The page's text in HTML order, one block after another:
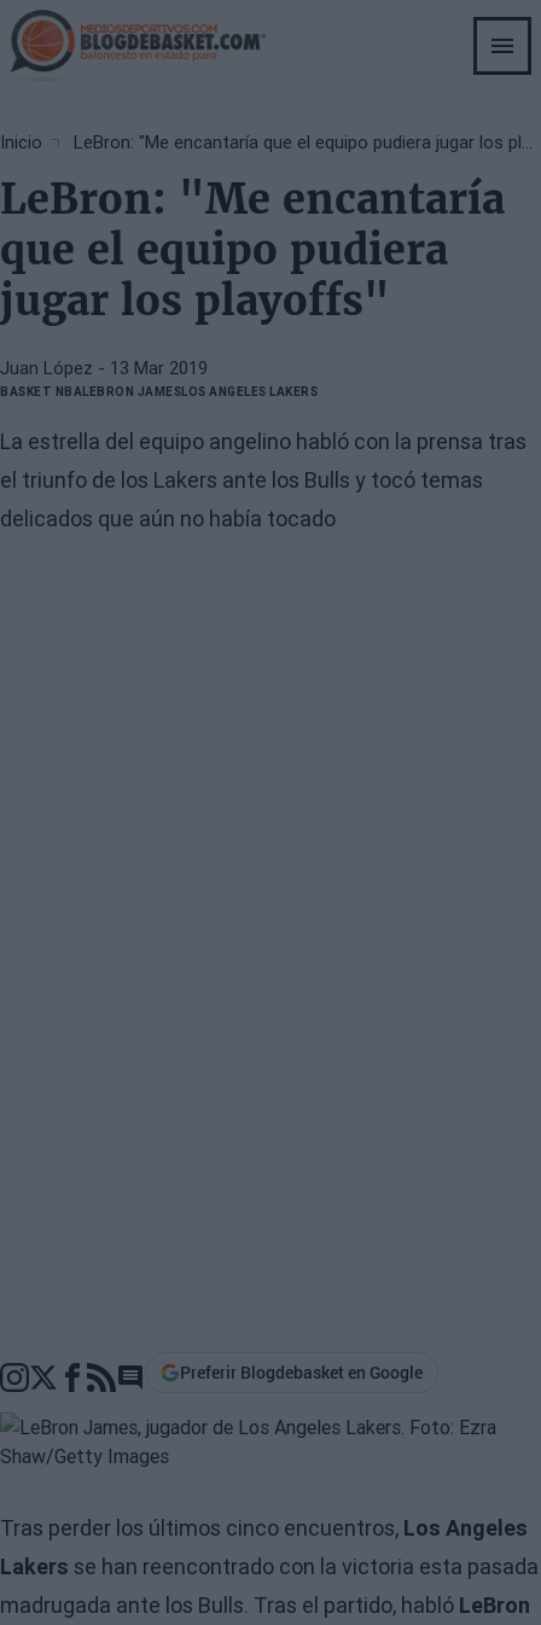
Skip
to
main
Breadcrumb
Inicio LeBron: "Me encantaría que el equipo pudiera jugar los playoffs"
LeBron: "Me encantaría
que el equipo pudiera
jugar los playoffs"
Juan López - 13 Mar 2019
BASKET NBALEBRON JAMESLOS ANGELES LAKERS
La estrella del equipo angelino habló con la prensa tras
el triunfo de los Lakers ante los Bulls y tocó temas
delicados que aún no había tocado
Go to comments section
Preferir Blogdebasket en Google
Tras perder los últimos cinco encuentros, Los Angeles
Lakers se han reencontrado con la victoria esta pasada
madrugada ante los Bulls. Tras el partido, habló LeBron